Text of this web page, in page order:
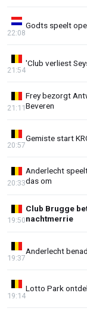
Godts speelt
22:08
'Club verliest
21:54
Frey bezorgt
Beveren
21:11
Gemiste start
20:57
Anderlecht
das om
20:33
Club Brugge
nachtmerrie
19:50
Anderlecht
19:37
Lotto Park
19:14